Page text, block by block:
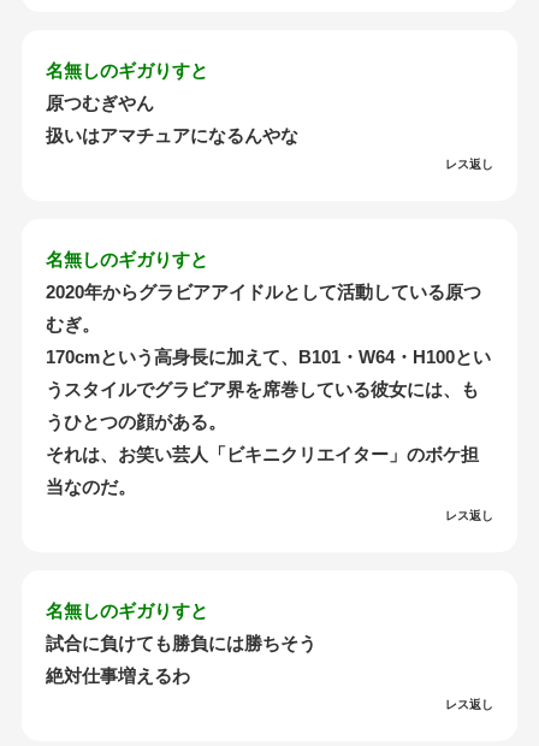
名無しのギガりすと
原つむぎやん
扱いはアマチュアになるんやな
レス返し
名無しのギガりすと
2020年からグラビアアイドルとして活動している原つ
むぎ。
170cmという高身長に加えて、B101・W64・H100とい
うスタイルでグラビア界を席巻している彼女には、も
うひとつの顔がある。
それは、お笑い芸人「ビキニクリエイター」のボケ担
当なのだ。
レス返し
名無しのギガりすと
試合に負けても勝負には勝ちそう
絶対仕事増えるわ
レス返し